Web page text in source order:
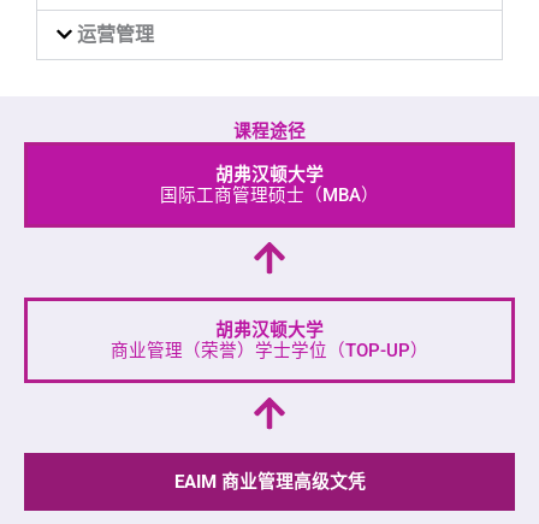
运营管理
课程途径
胡弗汉顿⼤学
国际工商管理硕士（MBA）
胡弗汉顿⼤学
商业管理（荣誉）学士学位（TOP-UP）
EAIM 商业管理高级文凭